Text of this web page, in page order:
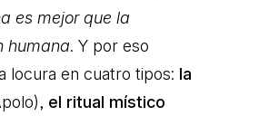
es mejor que la
humana. Y por eso
locura en cuatro tipos: la
el ritual místico